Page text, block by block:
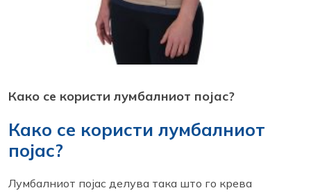
Како се користи лумбалниот појас?
Како се користи лумбалниот
појас?
Лумбалниот појас делува така што го крева